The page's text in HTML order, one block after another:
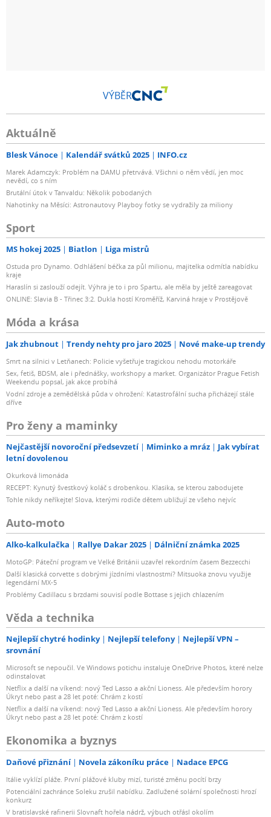
VÝBĚR
Aktuálně
Blesk Vánoce Kalendář svátků 2025 INFO.cz
Marek Adamczyk: Problém na DAMU přetrvává. Všichni o něm vědí, jen moc
nevědí, co s ním
Brutální útok v Tanvaldu: Několik pobodaných
Nahotinky na Měsíci: Astronautovy Playboy fotky se vydražily za miliony
Sport
MS hokej 2025 Biatlon Liga mistrů
Ostuda pro Dynamo. Odhlášení béčka za půl milionu, majitelka odmítla nabídku
kraje
Haraslín si zaslouží odejít. Výhra je to i pro Spartu, ale měla by ještě zareagovat
ONLINE: Slavia B - Třinec 3:2. Dukla hostí Kroměříž, Karviná hraje v Prostějově
Móda a krása
Jak zhubnout Trendy nehty pro jaro 2025 Nové make-up trendy
Smrt na silnici v Letňanech: Policie vyšetřuje tragickou nehodu motorkáře
Sex, fetiš, BDSM, ale i přednášky, workshopy a market. Organizátor Prague Fetish
Weekendu popsal, jak akce probíhá
Vodní zdroje a zemědělská půda v ohrožení: Katastrofální sucha přicházejí stále
dříve
Pro ženy a maminky
Nejčastější novoroční předsevzetí Miminko a mráz
Jak vybírat
letní dovolenou
Okurková limonáda
RECEPT: Kynutý švestkový koláč s drobenkou. Klasika, se kterou zabodujete
Tohle nikdy neříkejte! Slova, kterými rodiče dětem ubližují ze všeho nejvíc
Auto-moto
Alko-kalkulačka Rallye Dakar 2025 Dálniční známka 2025
MotoGP: Páteční program ve Velké Británii uzavřel rekordním časem Bezzecchi
Další klasická corvette s dobrými jízdními vlastnostmi? Mitsuoka znovu využije
legendární MX-5
Problémy Cadillacu s brzdami souvisí podle Bottase s jejich chlazením
Věda a technika
Nejlepší chytré hodinky Nejlepší telefony
Nejlepší VPN –
srovnání
Microsoft se nepoučil. Ve Windows potichu instaluje OneDrive Photos, které nelze
odinstalovat
Netflix a další na víkend: nový Ted Lasso a akční Lioness. Ale především horory
Úkryt nebo past a 28 let poté: Chrám z kostí
Netflix a další na víkend: nový Ted Lasso a akční Lioness. Ale především horory
Úkryt nebo past a 28 let poté: Chrám z kostí
Ekonomika a byznys
Daňové přiznání Novela zákoníku práce Nadace EPCG
Itálie vyklízí pláže. První plážové kluby mizí, turisté změnu pocítí brzy
Potenciální zachránce Soleku zrušil nabídku. Zadlužené solární společnosti hrozí
konkurz
V bratislavské rafinerii Slovnaft hořela nádrž, výbuch otřásl okolím